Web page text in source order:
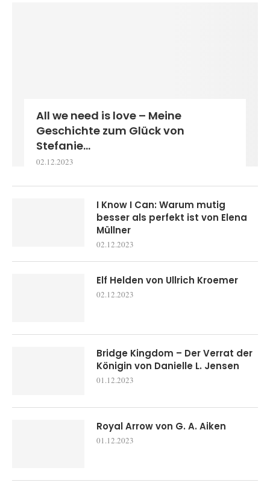
All we need is love – Meine
Geschichte zum Glück von
Stefanie...
02.12.2023
I Know I Can: Warum mutig
besser als perfekt ist von Elena
Müllner
02.12.2023
Elf Helden von Ullrich Kroemer
02.12.2023
Bridge Kingdom – Der Verrat der
Königin von Danielle L. Jensen
01.12.2023
Royal Arrow von G. A. Aiken
01.12.2023